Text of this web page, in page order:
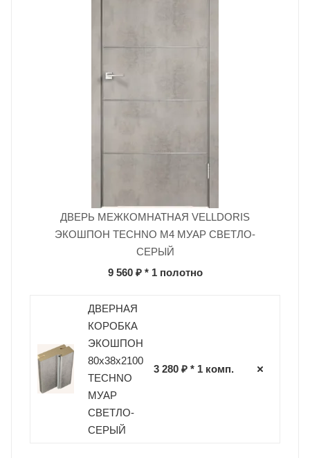
ДВЕРЬ МЕЖКОМНАТНАЯ VELLDORIS
ЭКОШПОН TECHNO M4 МУАР СВЕТЛО-
СЕРЫЙ
9 560 ₽* 1 полотно
ДВЕРНАЯ
КОРОБКА
ЭКОШПОН
80х38х2100
TECHNO
МУАР
СВЕТЛО-
СЕРЫЙ
3 280 ₽ * 1 комп.